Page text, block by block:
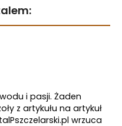
i pasji. Żaden
z artykułu na artykuł
wrzuca